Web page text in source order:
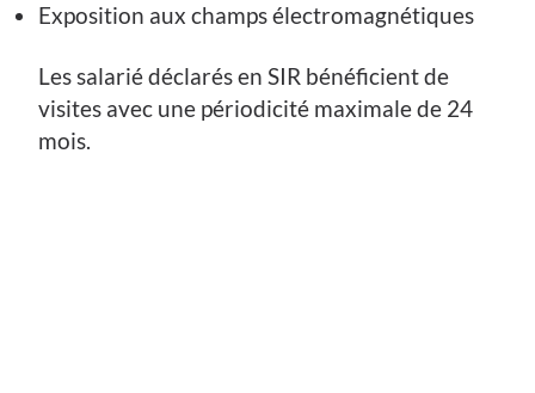
Exposition aux champs électromagnétiques
Les salarié déclarés en SIR bénéficient de
visites avec une périodicité maximale de 24
mois.